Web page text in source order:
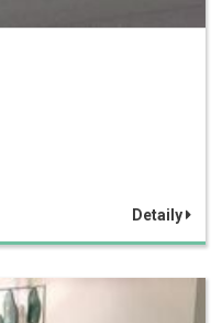
Detaily